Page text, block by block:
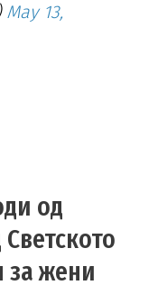
May 13,
од
за жени